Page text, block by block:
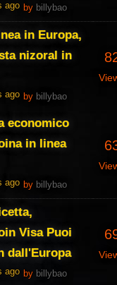
ago by billybao
in Europa,
nizoral in
ago by billybao
economico
in linea
ago by billybao
Visa Puoi
dall'Europa
ago by billybao